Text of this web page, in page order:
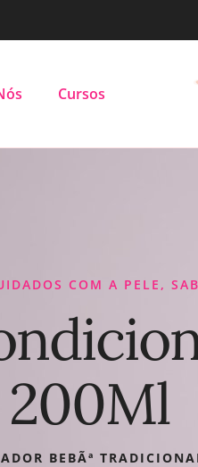
Cursos
COM A PELE ,
BEBÃª